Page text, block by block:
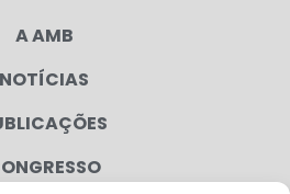
A AMB
NOTÍCIAS